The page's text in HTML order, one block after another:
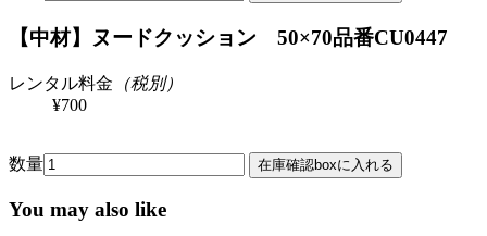
【中材】ヌードクッション 50×70品番CU0447
レンタル料金 （税別）
¥700
数量
You may also like